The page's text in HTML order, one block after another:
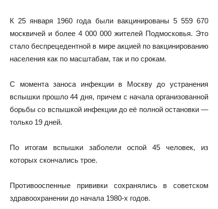
К 25 января 1960 года были вакцинированы 5 559 670
москвичей и более 4 000 000 жителей Подмосковья. Это
стало беспрецедентной в мире акцией по вакцинированию
населения как по масштабам, так и по срокам.
С момента заноса инфекции в Москву до устранения
вспышки прошло 44 дня, причем с начала организованной
борьбы со вспышкой инфекции до её полной остановки —
только 19 дней.
По итогам вспышки заболели оспой 45 человек, из
которых скончались трое.
Противооспенные прививки сохранялись в советском
здравоохранении до начала 1980-х годов.